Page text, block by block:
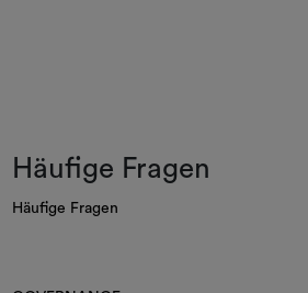
Häufige Fragen
Häufige Fragen